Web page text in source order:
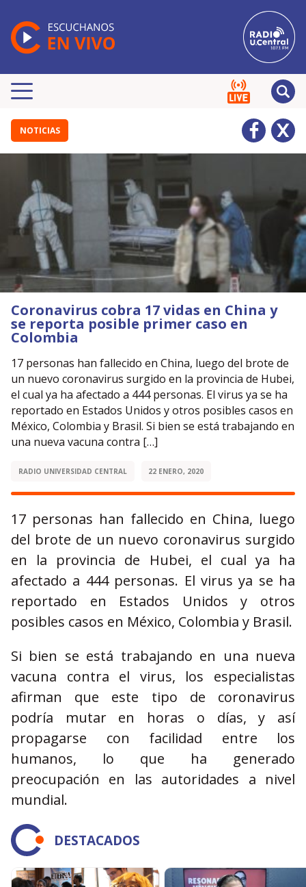
NOTICIAS
Coronavirus cobra 17 vidas en China y
se reporta posible primer caso en
Colombia
17 personas han fallecido en China, luego del brote de
un nuevo coronavirus surgido en la provincia de Hubei,
el cual ya ha afectado a 444 personas. El virus ya se ha
reportado en Estados Unidos y otros posibles casos en
México, Colombia y Brasil. Si bien se está trabajando en
una nueva vacuna contra […]
RADIO UNIVERSIDAD CENTRAL 22 ENERO, 2020
17 personas han fallecido en China, luego
del brote de un nuevo coronavirus surgido
en la provincia de Hubei, el cual ya ha
afectado a 444 personas. El virus ya se ha
reportado en Estados Unidos y otros
posibles casos en México, Colombia y Brasil.
Si bien se está trabajando en una nueva
vacuna contra el virus, los especialistas
afirman que este tipo de coronavirus
podría mutar en horas o días, y así
propagarse con facilidad entre los
humanos, lo que ha generado
preocupación en las autoridades a nivel
mundial.
DESTACADOS